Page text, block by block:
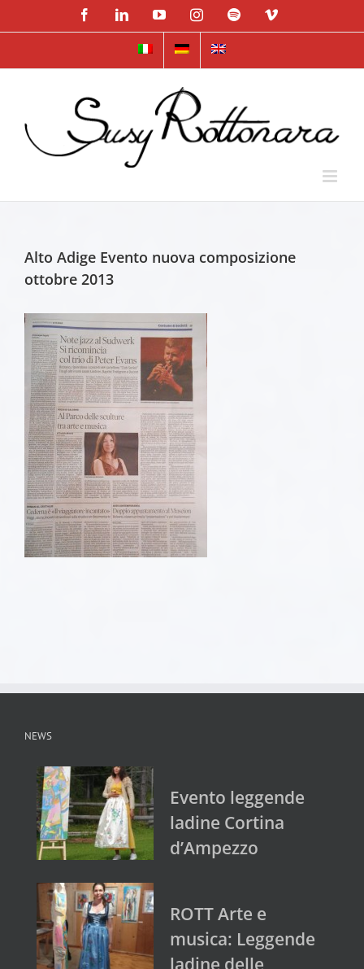
to
FacebookLinkedInYouTubeInstagramSpotifyVimeo
Alto Adige Evento nuova composizione
ottobre 2013
NEWS
Evento leggende
ladine Cortina
d’Ampezzo
ROTT Arte e
musica: Leggende
ladine delle